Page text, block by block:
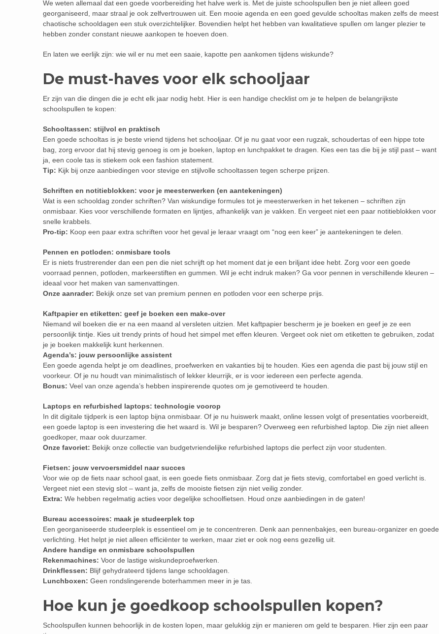
We weten allemaal dat een goede voorbereiding het halve werk is. Met de juiste schoolspullen ben je niet alleen goed
georganiseerd, maar straal je ook zelfvertrouwen uit. Een mooie agenda en een goed gevulde schooltas maken zelfs de meest
chaotische schooldagen een stuk overzichtelijker. Bovendien helpt het hebben van kwalitatieve spullen om langer plezier te
hebben zonder constant nieuwe aankopen te hoeven doen.
En laten we eerlijk zijn: wie wil er nu met een saaie, kapotte pen aankomen tijdens wiskunde?
De must-haves voor elk schooljaar
Er zijn van die dingen die je echt elk jaar nodig hebt. Hier is een handige checklist om je te helpen de belangrijkste
schoolspullen te kopen:
Schooltassen: stijlvol en praktisch
Een goede schooltas is je beste vriend tijdens het schooljaar. Of je nu gaat voor een rugzak, schoudertas of een hippe tote
bag, zorg ervoor dat hij stevig genoeg is om je boeken, laptop en lunchpakket te dragen. Kies een tas die bij je stijl past – want
ja, een coole tas is stiekem ook een fashion statement.
Tip: Kijk bij onze aanbiedingen voor stevige en stijlvolle schooltassen tegen scherpe prijzen.
Schriften en notitieblokken: voor je meesterwerken (en aantekeningen)
Wat is een schooldag zonder schriften? Van wiskundige formules tot je meesterwerken in het tekenen – schriften zijn
onmisbaar. Kies voor verschillende formaten en lijntjes, afhankelijk van je vakken. En vergeet niet een paar notitieblokken voor
snelle krabbels.
Pro-tip: Koop een paar extra schriften voor het geval je leraar vraagt om “nog een keer” je aantekeningen te delen.
Pennen en potloden: onmisbare tools
Er is niets frustrerender dan een pen die niet schrijft op het moment dat je een briljant idee hebt. Zorg voor een goede
voorraad pennen, potloden, markeerstiften en gummen. Wil je echt indruk maken? Ga voor pennen in verschillende kleuren –
ideaal voor het maken van samenvattingen.
Onze aanrader: Bekijk onze set van premium pennen en potloden voor een scherpe prijs.
Kaftpapier en etiketten: geef je boeken een make-over
Niemand wil boeken die er na een maand al versleten uitzien. Met kaftpapier bescherm je je boeken en geef je ze een
persoonlijk tintje. Kies uit trendy prints of houd het simpel met effen kleuren. Vergeet ook niet om etiketten te gebruiken, zodat
je je boeken makkelijk kunt herkennen.
Agenda’s: jouw persoonlijke assistent
Een goede agenda helpt je om deadlines, proefwerken en vakanties bij te houden. Kies een agenda die past bij jouw stijl en
voorkeur. Of je nu houdt van minimalistisch of lekker kleurrijk, er is voor iedereen een perfecte agenda.
Bonus: Veel van onze agenda’s hebben inspirerende quotes om je gemotiveerd te houden.
Laptops en refurbished laptops: technologie voorop
In dit digitale tijdperk is een laptop bijna onmisbaar. Of je nu huiswerk maakt, online lessen volgt of presentaties voorbereidt,
een goede laptop is een investering die het waard is. Wil je besparen? Overweeg een refurbished laptop. Die zijn niet alleen
goedkoper, maar ook duurzamer.
Onze favoriet: Bekijk onze collectie van budgetvriendelijke refurbished laptops die perfect zijn voor studenten.
Fietsen: jouw vervoersmiddel naar succes
Voor wie op de fiets naar school gaat, is een goede fiets onmisbaar. Zorg dat je fiets stevig, comfortabel en goed verlicht is.
Vergeet niet een stevig slot – want ja, zelfs de mooiste fietsen zijn niet veilig zonder.
Extra: We hebben regelmatig acties voor degelijke schoolfietsen. Houd onze aanbiedingen in de gaten!
Bureau accessoires: maak je studeerplek top
Een georganiseerde studeerplek is essentieel om je te concentreren. Denk aan pennenbakjes, een bureau-organizer en goede
verlichting. Het helpt je niet alleen efficiënter te werken, maar ziet er ook nog eens gezellig uit.
Andere handige en onmisbare schoolspullen
Rekenmachines: Voor de lastige wiskundeproefwerken.
Drinkflessen: Blijf gehydrateerd tijdens lange schooldagen.
Lunchboxen: Geen rondslingerende boterhammen meer in je tas.
Hoe kun je goedkoop schoolspullen kopen?
Schoolspullen kunnen behoorlijk in de kosten lopen, maar gelukkig zijn er manieren om geld te besparen. Hier zijn een paar